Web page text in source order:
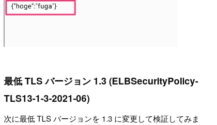
最低 TLS バージョン 1.3 (ELBSecurityPolicy-
TLS13-1-3-2021-06)
次に最低 TLS バージョンを 1.3 に変更して検証してみま